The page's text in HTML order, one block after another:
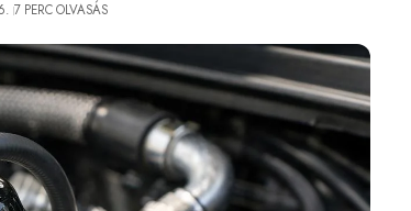
7 PERC OLVASÁS